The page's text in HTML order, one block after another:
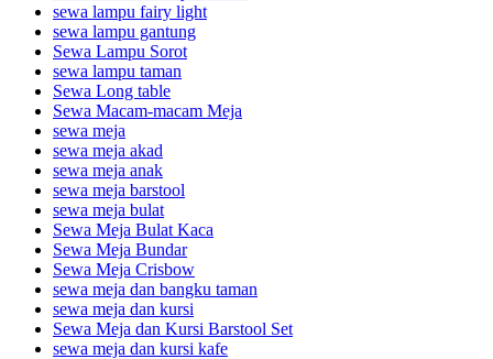
sewa lampu fairy light
sewa lampu gantung
Sewa Lampu Sorot
sewa lampu taman
Sewa Long table
Sewa Macam-macam Meja
sewa meja
sewa meja akad
sewa meja anak
sewa meja barstool
sewa meja bulat
Sewa Meja Bulat Kaca
Sewa Meja Bundar
Sewa Meja Crisbow
sewa meja dan bangku taman
sewa meja dan kursi
Sewa Meja dan Kursi Barstool Set
sewa meja dan kursi kafe